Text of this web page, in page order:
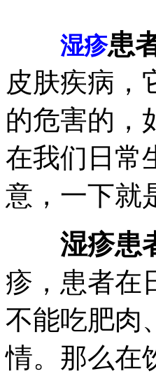
湿疹患
皮肤疾病，
的危害的，
在我们日常
意，一下就
湿疹患
疹，患者在
不能吃肥肉
情。那么在